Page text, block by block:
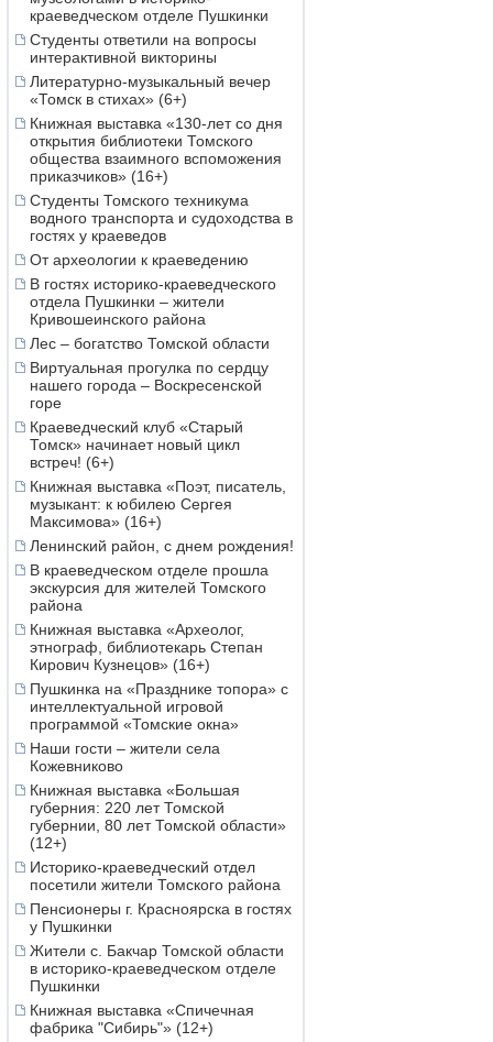
краеведческом отделе Пушкинки
Студенты ответили на вопросы
интерактивной викторины
Литературно-музыкальный вечер
«Томск в стихах» (6+)
Книжная выставка «130-лет со дня
открытия библиотеки Томского
общества взаимного вспоможения
приказчиков» (16+)
Студенты Томского техникума
водного транспорта и судоходства в
гостях у краеведов
От археологии к краеведению
В гостях историко-краеведческого
отдела Пушкинки – жители
Кривошеинского района
Лес – богатство Томской области
Виртуальная прогулка по сердцу
нашего города – Воскресенской
горе
Краеведческий клуб «Старый
Томск» начинает новый цикл
встреч! (6+)
Книжная выставка «Поэт, писатель,
музыкант: к юбилею Сергея
Максимова» (16+)
Ленинский район, с днем рождения!
В краеведческом отделе прошла
экскурсия для жителей Томского
района
Книжная выставка «Археолог,
этнограф, библиотекарь Степан
Кирович Кузнецов» (16+)
Пушкинка на «Празднике топора» с
интеллектуальной игровой
программой «Томские окна»
Наши гости – жители села
Кожевниково
Книжная выставка «Большая
губерния: 220 лет Томской
губернии, 80 лет Томской области»
(12+)
Историко-краеведческий отдел
посетили жители Томского района
Пенсионеры г. Красноярска в гостях
у Пушкинки
Жители с. Бакчар Томской области
в историко-краеведческом отделе
Пушкинки
Книжная выставка «Спичечная
фабрика "Сибирь"» (12+)